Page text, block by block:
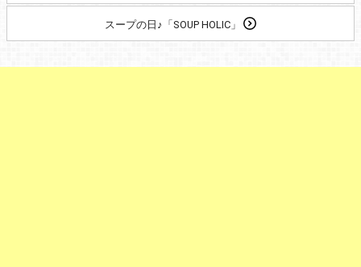
スープの日♪「SOUP HOLIC」